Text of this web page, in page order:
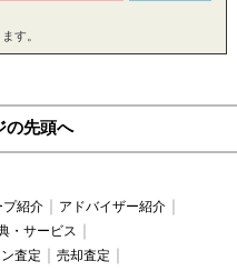
す。
の先頭へ
プ紹介
アドバイザー紹介
・サービス
査定
売却査定